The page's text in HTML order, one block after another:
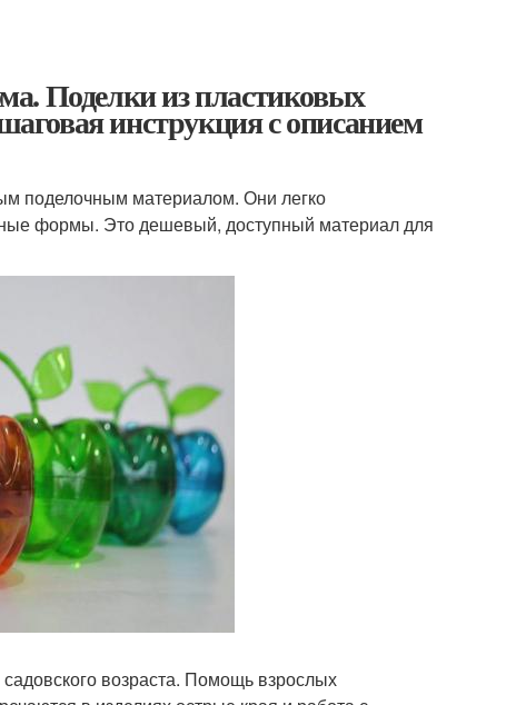
Поделки из пластиковых
инструкция с описанием
поделочным материалом. Они легко
формы. Это дешевый, доступный материал для
возраста. Помощь взрослых